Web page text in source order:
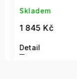
Skladem
1 845 Kč
Detail